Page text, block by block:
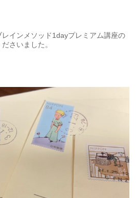
インメソッド1dayプレミアム講座の
さいました。